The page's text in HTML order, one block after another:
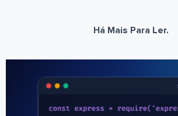
Há Mais Para Ler.